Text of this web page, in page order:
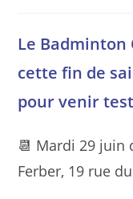
Le Badminton
cette fin de
pour venir
📆 Mardi 29 juin
Ferber, 19 rue